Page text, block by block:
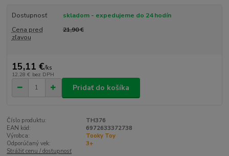
Dostupnosť
skladom - expedujeme do 24 hodín
Cena pred
zľavou
21,90 €
15,11 €/ks
12,28 € bez DPH
Pridať do košíka
Číslo produktu:
TH376
EAN kód:
6972633372738
Výrobca:
Tooky Toy
Odporúčaný vek:
3+
Strážiť cenu / dostupnosť